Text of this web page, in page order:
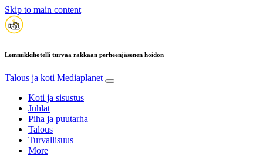
Skip to main content
Lemmikkihotelli turvaa rakkaan perheenjäsenen hoidon
Talous ja koti Mediaplanet
Koti ja sisustus
Juhlat
Piha ja puutarha
Talous
Turvallisuus
More